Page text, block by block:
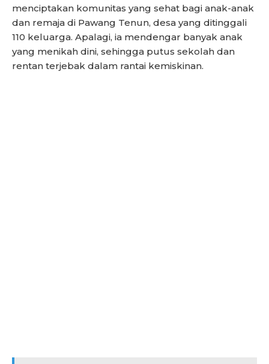
menciptakan komunitas yang sehat bagi anak-anak
dan remaja di Pawang Tenun, desa yang ditinggali
110 keluarga. Apalagi, ia mendengar banyak anak
yang menikah dini, sehingga putus sekolah dan
rentan terjebak dalam rantai kemiskinan.